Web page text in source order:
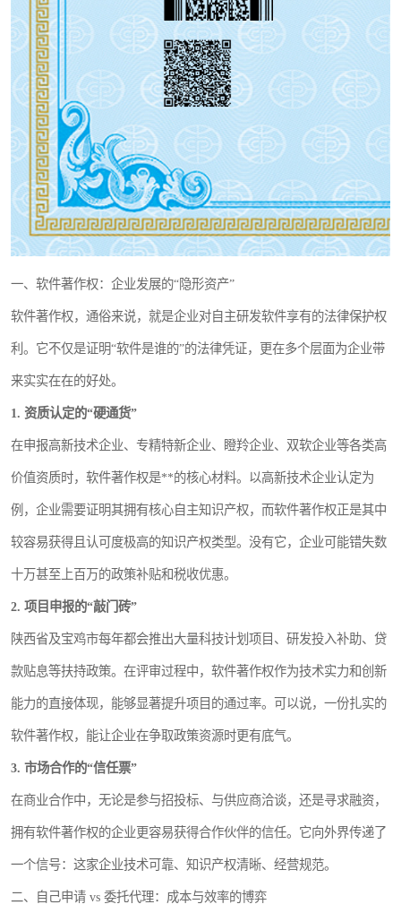
一、软件著作权：企业发展的“隐形资产”
软件著作权，通俗来说，就是企业对自主研发软件享有的法律保护权
利。它不仅是证明“软件是谁的”的法律凭证，更在多个层面为企业带
来实实在在的好处。
1. 资质认定的“硬通货”
在申报高新技术企业、专精特新企业、瞪羚企业、双软企业等各类高
价值资质时，软件著作权是**的核心材料。以高新技术企业认定为
例，企业需要证明其拥有核心自主知识产权，而软件著作权正是其中
较容易获得且认可度极高的知识产权类型。没有它，企业可能错失数
十万甚至上百万的政策补贴和税收优惠。
2. 项目申报的“敲门砖”
陕西省及宝鸡市每年都会推出大量科技计划项目、研发投入补助、贷
款贴息等扶持政策。在评审过程中，软件著作权作为技术实力和创新
能力的直接体现，能够显著提升项目的通过率。可以说，一份扎实的
软件著作权，能让企业在争取政策资源时更有底气。
3. 市场合作的“信任票”
在商业合作中，无论是参与招投标、与供应商洽谈，还是寻求融资，
拥有软件著作权的企业更容易获得合作伙伴的信任。它向外界传递了
一个信号：这家企业技术可靠、知识产权清晰、经营规范。
二、自己申请 vs 委托代理：成本与效率的博弈